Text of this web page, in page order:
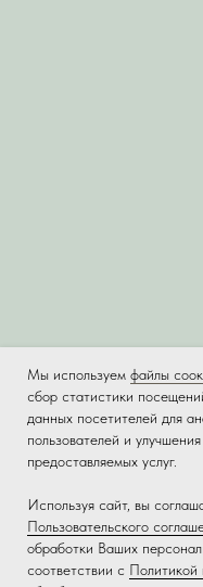
Мы используем файлы
сбор статистики
данных посетителей для
пользователей и
предоставляемых услуг.
Используя сайт, вы
Пользовательского
обработки Ваших
соответствии с Политикой
Made